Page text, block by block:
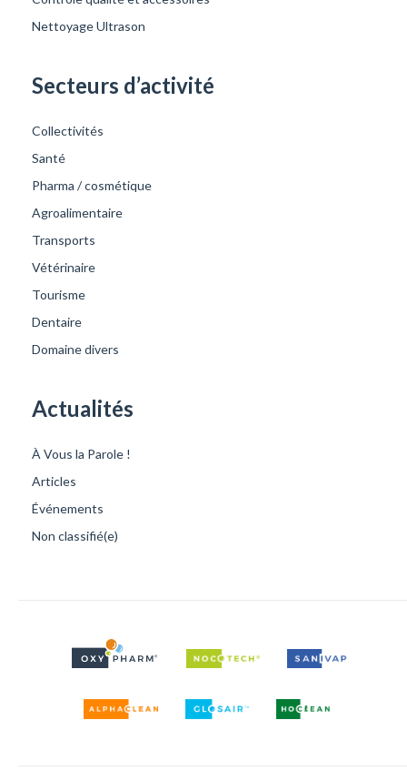
Nettoyage Ultrason
Secteurs d’activité
Collectivités
Santé
Pharma / cosmétique
Agroalimentaire
Transports
Vétérinaire
Tourisme
Dentaire
Domaine divers
Actualités
À Vous la Parole !
Articles
Événements
Non classifié(e)